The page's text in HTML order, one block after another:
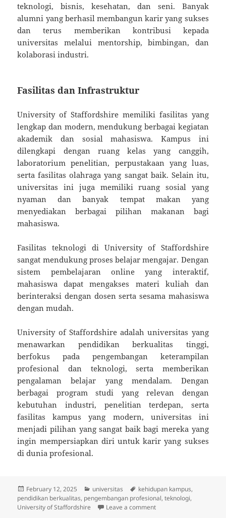
teknologi, bisnis, kesehatan, dan seni. Banyak
alumni yang berhasil membangun karir yang sukses
dan terus memberikan kontribusi kepada
universitas melalui mentorship, bimbingan, dan
kolaborasi industri.
Fasilitas dan Infrastruktur
University of Staffordshire memiliki fasilitas yang
lengkap dan modern, mendukung berbagai kegiatan
akademik dan sosial mahasiswa. Kampus ini
dilengkapi dengan ruang kelas yang canggih,
laboratorium penelitian, perpustakaan yang luas,
serta fasilitas olahraga yang sangat baik. Selain itu,
universitas ini juga memiliki ruang sosial yang
nyaman dan banyak tempat makan yang
menyediakan berbagai pilihan makanan bagi
mahasiswa.
Fasilitas teknologi di University of Staffordshire
sangat mendukung proses belajar mengajar. Dengan
sistem pembelajaran online yang interaktif,
mahasiswa dapat mengakses materi kuliah dan
berinteraksi dengan dosen serta sesama mahasiswa
dengan mudah.
University of Staffordshire adalah universitas yang
menawarkan pendidikan berkualitas tinggi,
berfokus pada pengembangan keterampilan
profesional dan teknologi, serta memberikan
pengalaman belajar yang mendalam. Dengan
berbagai program studi yang relevan dengan
kebutuhan industri, penelitian terdepan, serta
fasilitas kampus yang modern, universitas ini
menjadi pilihan yang sangat baik bagi mereka yang
ingin mempersiapkan diri untuk karir yang sukses
di dunia profesional.
Posted
on
February 12, 2025 Categories
universitas Tags
kehidupan kampus,
pendidikan berkualitas, pengembangan profesional,teknologi,
University of Staffordshire
Leave a commenton University of